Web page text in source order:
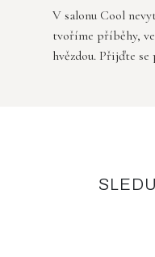
V salonu Cool
tvoříme příběhy,
hvězdou. Přijďte